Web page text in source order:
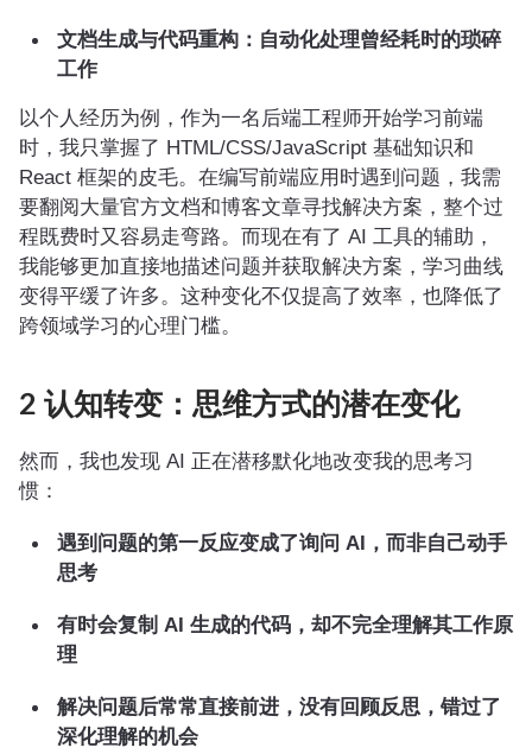
文档生成与代码重构：自动化处理曾经耗时的琐碎
工作
以个人经历为例，作为一名后端工程师开始学习前端
时，我只掌握了 HTML/CSS/JavaScript 基础知识和
React 框架的皮毛。在编写前端应用时遇到问题，我需
要翻阅大量官方文档和博客文章寻找解决方案，整个过
程既费时又容易走弯路。而现在有了 AI 工具的辅助，
我能够更加直接地描述问题并获取解决方案，学习曲线
变得平缓了许多。这种变化不仅提高了效率，也降低了
跨领域学习的心理门槛。
2 认知转变：思维方式的潜在变化
然而，我也发现 AI 正在潜移默化地改变我的思考习
惯：
遇到问题的第一反应变成了询问 AI，而非自己动手
思考
有时会复制 AI 生成的代码，却不完全理解其工作原
理
解决问题后常常直接前进，没有回顾反思，错过了
深化理解的机会